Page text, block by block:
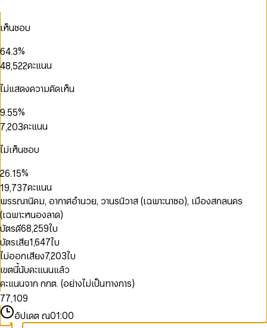
เห็นชอบ
2
4
6
7
8
9
2
4
5
6
7
8
9
.
1
3
4
5
6
7
8
9
%
0
1
3
4
6
8
9
4
5
7
8,
2
4
5
7
9
0
1
2
4
6
7
8
0
1
2
4
6
7
8
คะแนน
ไม่แสดงความคิดเห็น
0
1
3
4
5
7
9.
0
1
3
5
6
7
8
9
0
1
3
5
6
7
8
9
%
0
1
2
3
4
6
7
9
,
1
2
4
6
7
8
9
0
2
4
5
6
7
8
9
0
1
2
3
5
7
8
9
คะแนน
ไม่เห็นชอบ
0
2
3
4
5
6
7
8
9
0
1
2
4
6
7
8
9
.1
2
3
4
5
6
7
8
9
0
1
3
5
6
7
8
9
%
1
2
3
4
5
6
7
8
9
0
2
3
4
5
6
8
9,
0
1
2
3
4
6
7
8
9
0
2
3
4
5
6
7
8
9
0
1
2
4
5
6
7
8
9
คะแนน
พรรณานิคม, อากาศอำนวย, วานรนิวาส (เฉพาะนาซอ), เมืองสกลนคร
(เฉพาะหนองลาด)
บัตรดี68,259ใบ
บัตรเสีย1,647ใบ
ไม่ออกเสียง7,203ใบ
เขตนี้นับคะแนนแล้ว
คะแนนจาก กกต. (อย่างไม่เป็นทางการ)
0
1
2
3
4
5
6
7
8
9
0
1
2
3
4
5
6
7
8
9
,
0
1
2
3
0
1
2
0
1
2
3
4
5
6
7
8
9
อัปเดต ณ01:00